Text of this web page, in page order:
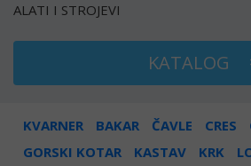
ALATI I STROJEVI
KATALOG
KVARNER BAKAR ČAVLE CRES
GORSKI KOTAR
KASTAV KRK